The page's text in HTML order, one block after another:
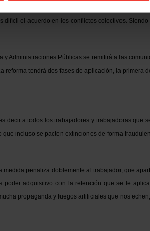
el hecho que la Agencia Tributaria también
el acuerdo en los conflictos colectivos.
Administraciones Públicas se remitirá a las
tendrá dos fases de aplicación, la primera
decir a todos los trabajadores y trabajadoras que
incluso se pacten extinciones de forma
penaliza doblemente al trabajador, que
adquisitivo con la retención que se le
propaganda y fuegos artificiales que nos